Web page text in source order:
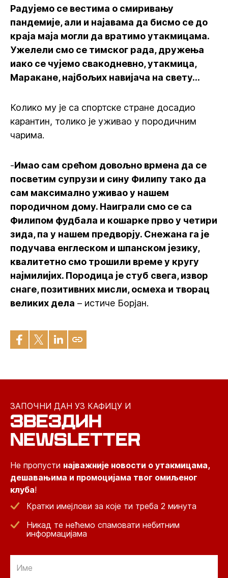
Радујемо се вестима о смиривању
пандемије, али и најавама да бисмо се до
краја маја могли да вратимо утакмицама.
Ужелели смо се тимског рада, дружења
иако се чујемо свакодневно, утакмица,
Маракане, најбољих навијача на свету...
Колико му је са спортске стране досадио
карантин, толико је уживао у породичним
чарима.
-Имао сам срећом довољно врмена да се
посветим супрузи и сину Филипу тако да
сам максимално уживао у нашем
породичном дому. Наиграли смо се са
Филипом фудбала и кошарке прво у четири
зида, па у нашем предворју. Снежана га је
подучава енглеском и шпанском језику,
квалитетно смо трошили време у кругу
најмилијих. Породица је стуб свега, извор
снаге, позитивних мисли, осмеха и творац
великих дела – истиче Борјан.
ЗАПОЧНИ ДАН УЗ КАФИЦУ И
ЗВЕЗДИН
NEWSLETTER
Не пропусти најважније новости о утакмицама,
дешавањима и промоцијама твог омиљеног
клуба!
Кратки имејлови за које ти треба 2 минута
Никад те нећемо спамовати небитним
информацијама